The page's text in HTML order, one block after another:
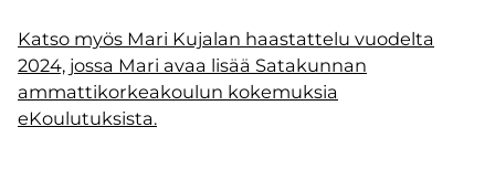
Katso myös Mari Kujalan haastattelu vuodelta
2024, jossa Mari avaa lisää Satakunnan
ammattikorkeakoulun kokemuksia
eKoulutuksista.